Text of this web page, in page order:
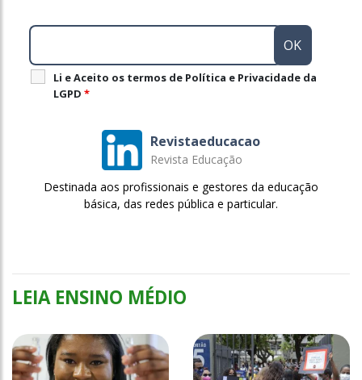
Li e Aceito os termos de Política e Privacidade da
LGPD *
Revistaeducacao
Revista Educação
Destinada aos profissionais e gestores da educação
básica, das redes pública e particular.
LEIA ENSINO MÉDIO